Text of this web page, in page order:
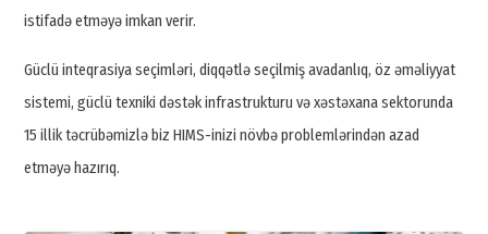
istifadə etməyə imkan verir.
Güclü inteqrasiya seçimləri, diqqətlə seçilmiş avadanlıq, öz əməliyyat
sistemi, güclü texniki dəstək infrastrukturu və xəstəxana sektorunda
15 illik təcrübəmizlə biz HIMS-inizi növbə problemlərindən azad
etməyə hazırıq.